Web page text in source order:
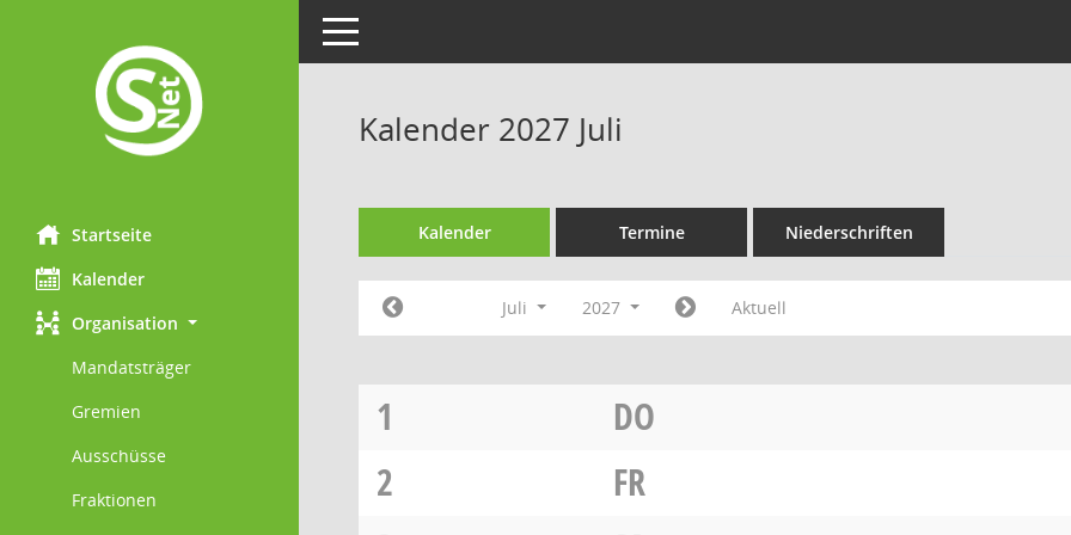
Startseite
Kalender
Organisation
Mandatsträger
Gremien
Ausschüsse
Fraktionen
Toggle navigation
Kalender 2027 Juli
Kalender Termine Niederschriften
Juli 2027 Aktuell
1
DO
2
FR